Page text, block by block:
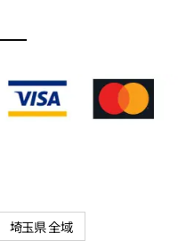
埼玉県 全域